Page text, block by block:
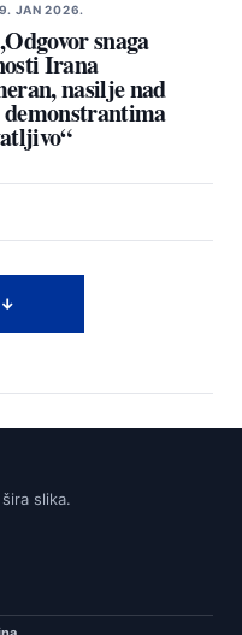
9. JAN 2026.
snaga
Irana
nasilje nad
↓
slika.